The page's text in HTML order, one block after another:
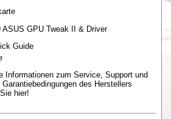
ASUS GPU Tweak II & Driver
Guide
Informationen zum Service, Support und
Garantiebedingungen des Herstellers
hier!